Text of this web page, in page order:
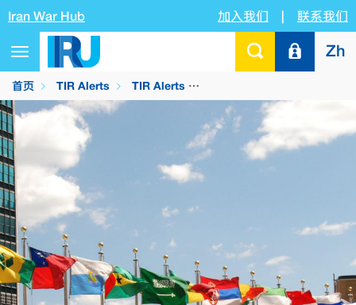
Iran War Hub 加入我们 | 联系我们
Toggle
navigation
Zh
首页 TIR Alerts TIR Alerts